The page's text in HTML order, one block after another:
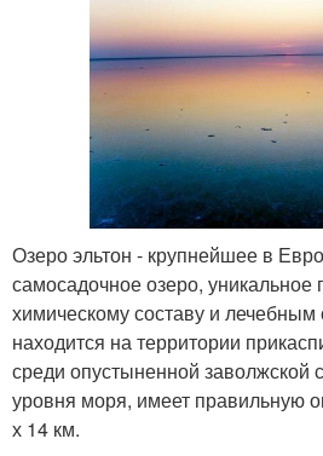
Озеро эльтон - крупнейшее в
самосадочное озеро,
химическому составу и
находится на территории
среди опустыненной заволжской
уровня моря, имеет правильную
х 14 км.